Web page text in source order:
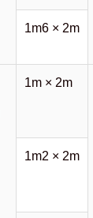
1m6 × 2m
1m × 2m
1m2 × 2m